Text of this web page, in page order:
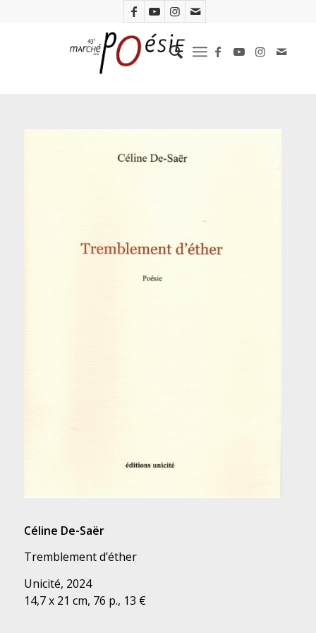
Céline De-Saër
Tremblement d’éther
Unicité, 2024
14,7 x 21 cm, 76 p., 13 €